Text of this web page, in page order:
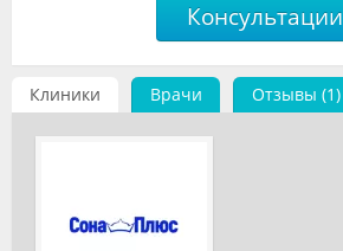
Консультации
Клиники Врачи Отзывы (1)